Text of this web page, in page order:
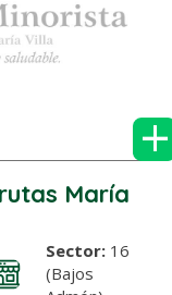
+
María
Sector: 16
(Bajos